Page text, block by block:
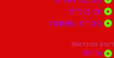
ומוסדות